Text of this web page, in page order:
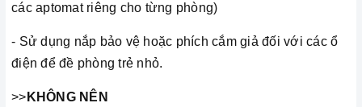
các aptomat riêng cho từng phòng)
- Sử dụng nắp bảo vệ hoặc phích cắm giả đối với các ổ
điện để đề phòng trẻ nhỏ.
>> KHÔNG NÊN